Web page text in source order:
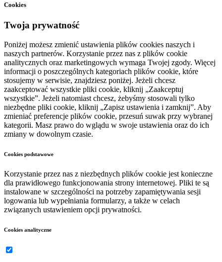
Cookies
Twoja prywatność
Poniżej możesz zmienić ustawienia plików cookies naszych i
naszych partnerów. Korzystanie przez nas z plików cookie
analitycznych oraz marketingowych wymaga Twojej zgody. Więcej
informacji o poszczególnych kategoriach plików cookie, które
stosujemy w serwisie, znajdziesz poniżej. Jeżeli chcesz
zaakceptować wszystkie pliki cookie, kliknij „Zaakceptuj
wszystkie”. Jeżeli natomiast chcesz, żebyśmy stosowali tylko
niezbędne pliki cookie, kliknij „Zapisz ustawienia i zamknij”. Aby
zmieniać preferencje plików cookie, przesuń suwak przy wybranej
kategorii. Masz prawo do wglądu w swoje ustawienia oraz do ich
zmiany w dowolnym czasie.
Cookies podstawowe
Korzystanie przez nas z niezbędnych plików cookie jest konieczne
dla prawidłowego funkcjonowania strony internetowej. Pliki te są
instalowane w szczególności na potrzeby zapamiętywania sesji
logowania lub wypełniania formularzy, a także w celach
związanych ustawieniem opcji prywatności.
Cookies analityczne